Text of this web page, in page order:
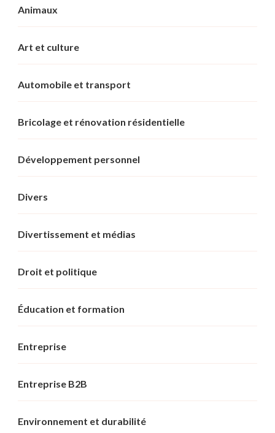
Animaux
Art et culture
Automobile et transport
Bricolage et rénovation résidentielle
Développement personnel
Divers
Divertissement et médias
Droit et politique
Éducation et formation
Entreprise
Entreprise B2B
Environnement et durabilité